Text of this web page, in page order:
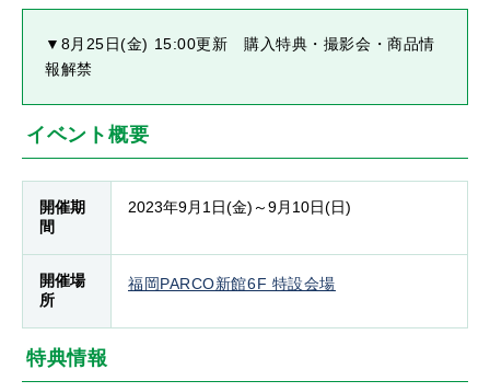
▼8月25日(金) 15:00更新 購入特典・撮影会・商品情
報解禁
イベント概要
開催期
間
2023年9月1日(金)～9月10日(日)
開催場
所
福岡PARCO新館6F 特設会場
特典情報